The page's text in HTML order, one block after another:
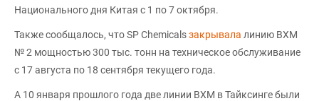
Национального дня Китая с 1 по 7 октября.
Также сообщалось, что SP Chemicalsзакрывала линию ВХМ
№ 2 мощностью 300 тыс. тонн на техническое обслуживание
с 17 августа по 18 сентября текущего года.
А 10 января прошлого года две линии ВХМ в Тайксинге были